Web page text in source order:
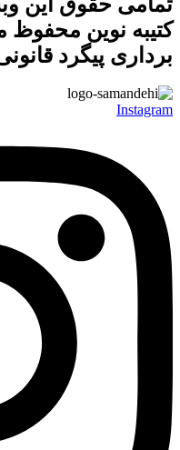
کتیبه نوین محفوظ
برداری پیگرد
Instagram